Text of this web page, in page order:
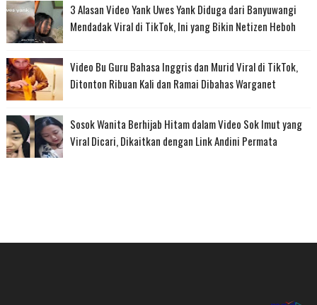
3 Alasan Video Yank Uwes Yank Diduga dari Banyuwangi
Mendadak Viral di TikTok, Ini yang Bikin Netizen Heboh
Video Bu Guru Bahasa Inggris dan Murid Viral di TikTok,
Ditonton Ribuan Kali dan Ramai Dibahas Warganet
Sosok Wanita Berhijab Hitam dalam Video Sok Imut yang
Viral Dicari, Dikaitkan dengan Link Andini Permata